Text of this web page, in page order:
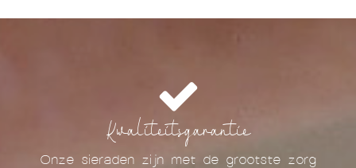
Kwaliteitsgarantie
Onze sieraden zijn met de grootste zorg